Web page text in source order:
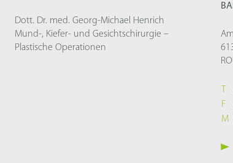
Dott. Dr. med. Georg-Michael Henrich
Mund-, Kiefer- und Gesichtschirurgie –
Plastische Operationen
T
F
M